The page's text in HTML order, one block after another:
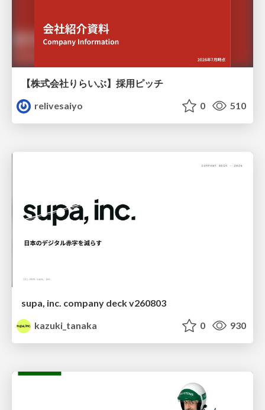
【株式会社りらいぶ】採用ピッチ
relivesaiyo
0 510
supa, inc. company deck v260803
kazuki_tanaka
0 930